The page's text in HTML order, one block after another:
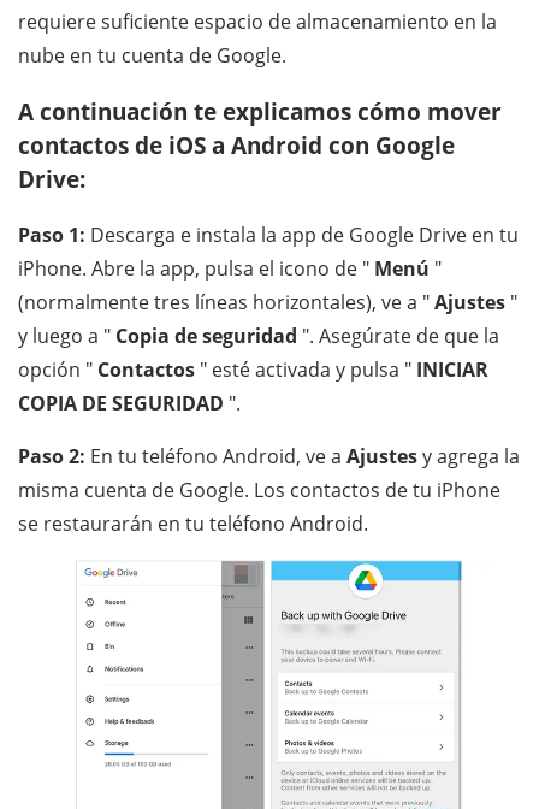
requiere suficiente espacio de almacenamiento en la
nube en tu cuenta de Google.
A continuación te explicamos cómo mover
contactos de iOS a Android con Google
Drive:
Paso 1: Descarga e instala la app de Google Drive en tu
iPhone. Abre la app, pulsa el icono de " Menú "
(normalmente tres líneas horizontales), ve a "Ajustes "
y luego a " Copia de seguridad ". Asegúrate de que la
opción " Contactos " esté activada y pulsa " INICIAR
COPIA DE SEGURIDAD ".
Paso 2: En tu teléfono Android, ve a Ajustesy agrega la
misma cuenta de Google. Los contactos de tu iPhone
se restaurarán en tu teléfono Android.